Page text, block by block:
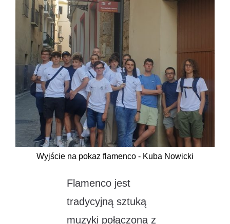
Wyjście na pokaz flamenco - Kuba Nowicki
Flamenco jest
tradycyjną sztuką
muzyki połączona z